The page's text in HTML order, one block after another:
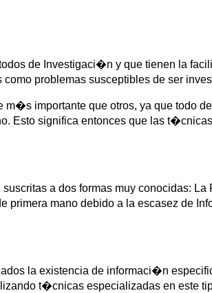
de Investigaci�n y que tienen la
problemas susceptibles de ser
importante que otros, ya que todo
Esto significa entonces que las
a dos formas muy conocidas: La
mano debido a la escasez de
la existencia de informaci�n
t�cnicas especializadas en este